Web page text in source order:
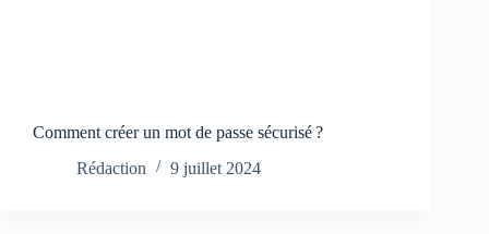
Comment créer un mot de passe sécurisé ?
Rédaction
9 juillet 2024